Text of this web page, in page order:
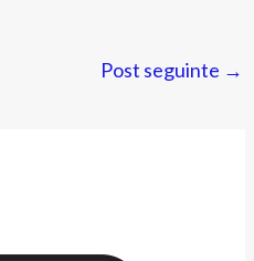
Post seguinte →